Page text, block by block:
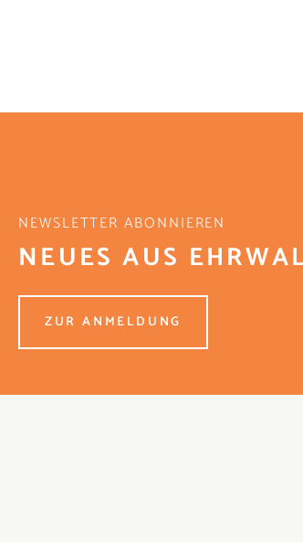
NEWSLETTER ABONNIEREN
NEUES AUS
ZUR ANMELDUNG